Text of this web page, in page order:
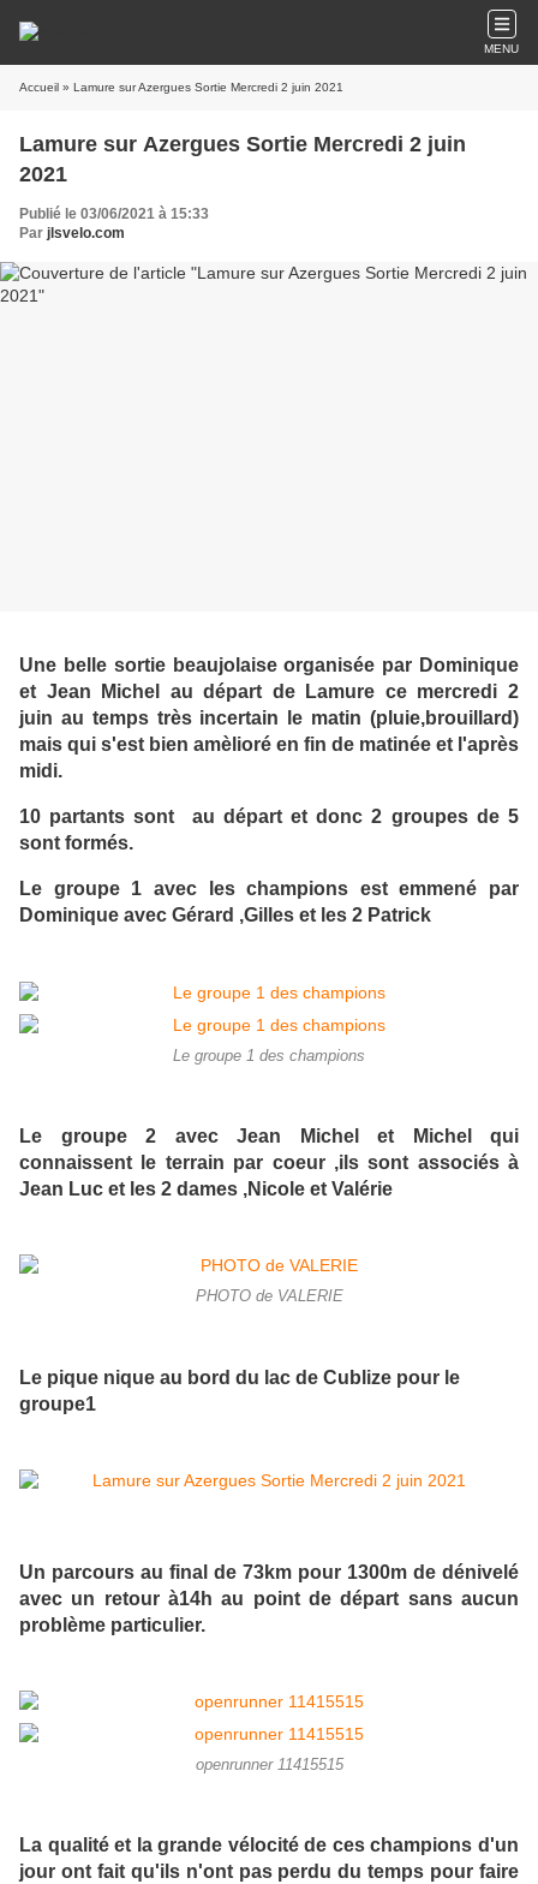
MENU
Accueil » Lamure sur Azergues Sortie Mercredi 2 juin 2021
Lamure sur Azergues Sortie Mercredi 2 juin
2021
Publié le 03/06/2021 à 15:33
Par jlsvelo.com
Une belle sortie beaujolaise organisée par Dominique
et Jean Michel au départ de Lamure ce mercredi 2
juin au temps très incertain le matin (pluie,brouillard)
mais qui s'est bien amèlioré en fin de matinée et l'après
midi.
10 partants sont au départ et donc 2 groupes de 5
sont formés.
Le groupe 1 avec les champions est emmené par
Dominique avec Gérard ,Gilles et les 2 Patrick
Le groupe 1 des champions
Le groupe 2 avec Jean Michel et Michel qui
connaissent le terrain par coeur ,ils sont associés à
Jean Luc et les 2 dames ,Nicole et Valérie
PHOTO de VALERIE
Le pique nique au bord du lac de Cublize pour le
groupe1
Un parcours au final de 73km pour 1300m de dénivelé
avec un retour à14h au point de départ sans aucun
problème particulier.
openrunner 11415515
La qualité et la grande vélocité de ces champions d'un
jour ont fait qu'ils n'ont pas perdu du temps pour faire